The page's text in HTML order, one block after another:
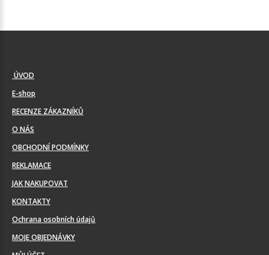
ÚVOD
E-shop
RECENZE ZÁKAZNÍKŮ
O NÁS
OBCHODNÍ PODMÍNKY
REKLAMACE
JAK NAKUPOVAT
KONTAKTY
Ochrana osobních údajů
MOJE OBJEDNÁVKY